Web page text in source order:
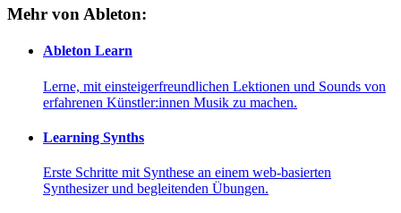
Mehr von Ableton:
Ableton Learn
Lerne, mit einsteigerfreundlichen Lektionen und Sounds von
erfahrenen Künstler:innen Musik zu machen.
Learning Synths
Erste Schritte mit Synthese an einem web-basierten
Synthesizer und begleitenden Übungen.